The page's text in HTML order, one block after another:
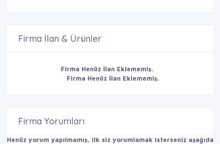
Firma İlan & Ürünler
Firma Henüz İlan Eklememiş.
Firma Henüz İlan Eklememiş.
Firma Yorumları
Henüz yorum yapılmamış, ilk siz yorumlamak isterseniz aşağıda